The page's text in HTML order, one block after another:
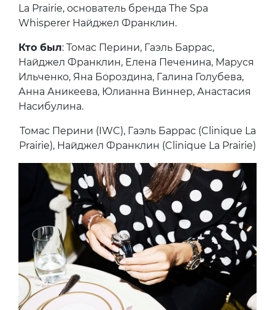
La Prairie, основатель бренда The Spa
Whisperer Найджел Франклин.
Кто был: Томас Перини, Гаэль Баррас,
Найджел Франклин, Елена Печенина, Маруся
Ильченко, Яна Бороздина, Галина Голубева,
Анна Аникеева, Юлианна Виннер, Анастасия
Насибулина.
Томас Перини (IWC), Гаэль Баррас (Clinique La
Prairie), Найджел Франклин (Clinique La Prairie)